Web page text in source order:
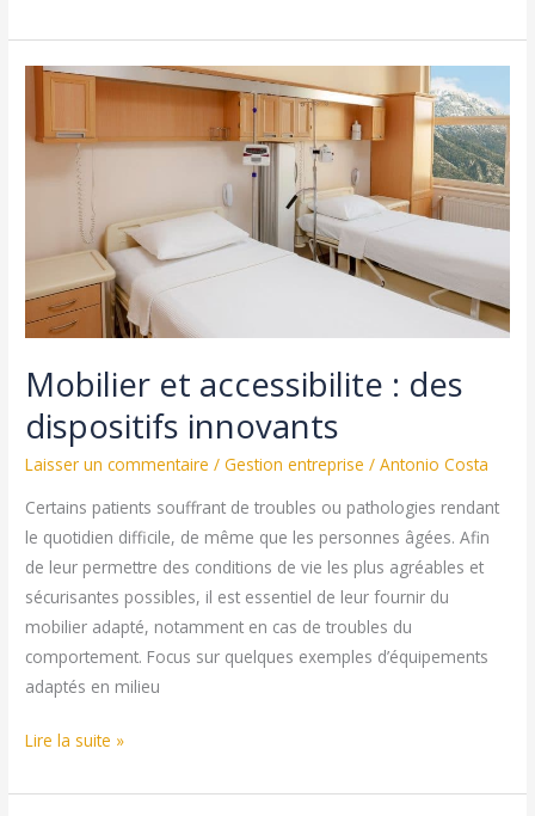
:
les
différentes
mesures
sécurité
utiliser
pour
protéger
vos
employés
Mobilier et accessibilite : des
dispositifs innovants
Laisser un commentaire /Gestion entreprise /Antonio Costa
Certains patients souffrant de troubles ou pathologies rendant
le quotidien difficile, de même que les personnes âgées. Afin
de leur permettre des conditions de vie les plus agréables et
sécurisantes possibles, il est essentiel de leur fournir du
mobilier adapté, notamment en cas de troubles du
comportement. Focus sur quelques exemples d’équipements
adaptés en milieu
Mobilier
accessibilite
Lire la suite »